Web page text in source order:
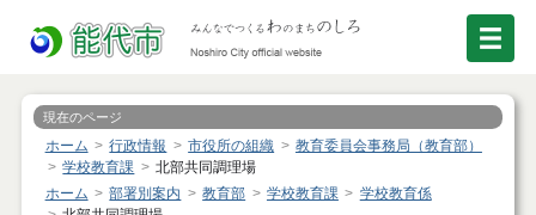
現在のページ
ホーム 行政情報 市役所の組織
教育委員会事務局（教育部）
学校教育課
北部共同調理場
ホーム
部署別案内 教育部 学校教育課
学校教育係